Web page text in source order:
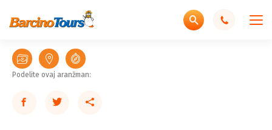
Podelite ovaj aranžman: